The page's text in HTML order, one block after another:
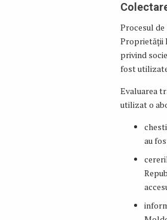
Procesul
Proprietății
privind
fost
Evaluarea
utilizat o
au